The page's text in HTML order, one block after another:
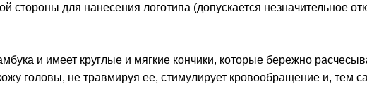
для нанесения логотипа (допускается незначительное
и имеет круглые и мягкие кончики, которые бережно
головы, не травмируя ее, стимулирует кровообращение и, тем